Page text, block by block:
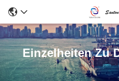
Einzelheiten Zu